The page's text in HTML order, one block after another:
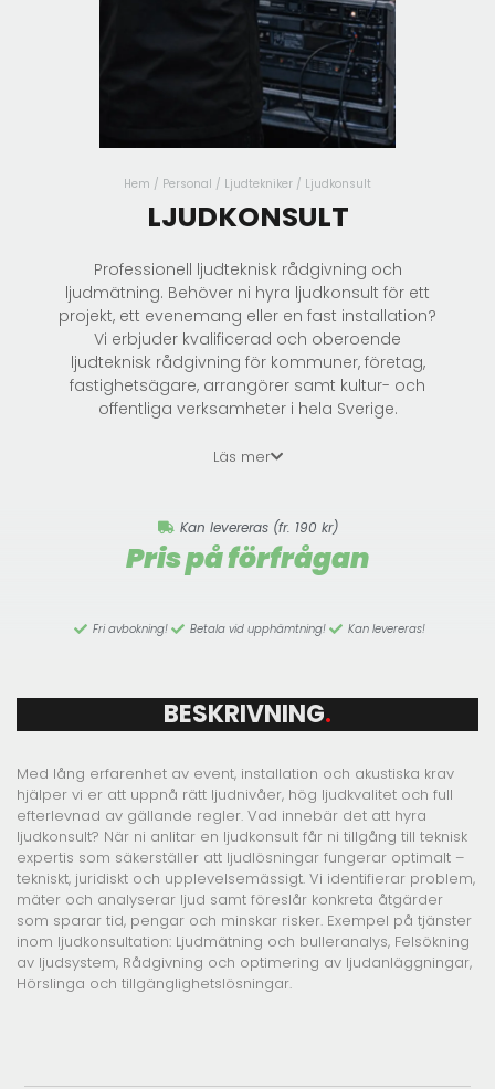
LJUS
Flat Leds
Strobe
Discokula
Miljöbelysning
Moving Heads
Ljustativ
FX
Rökmaskin
Tungrök
Geyser
Pyro
Konfettikanon
Hem / Personal / Ljudtekniker / Ljudkonsult
LJUDKONSULT
Professionell ljudteknisk rådgivning och
ljudmätning. Behöver ni hyra ljudkonsult för ett
projekt, ett evenemang eller en fast installation?
Vi erbjuder kvalificerad och oberoende
ljudteknisk rådgivning för kommuner, företag,
fastighetsägare, arrangörer samt kultur- och
offentliga verksamheter i hela Sverige.
Läs mer
Kan levereras (fr. 190 kr)
Pris på förfrågan
Fri avbokning! Betala vid upphämtning! Kan levereras!
BESKRIVNING.
Med lång erfarenhet av event, installation och akustiska krav
hjälper vi er att uppnå rätt ljudnivåer, hög ljudkvalitet och full
efterlevnad av gällande regler. Vad innebär det att hyra
ljudkonsult? När ni anlitar en ljudkonsult får ni tillgång till teknisk
expertis som säkerställer att ljudlösningar fungerar optimalt –
tekniskt, juridiskt och upplevelsemässigt. Vi identifierar problem,
mäter och analyserar ljud samt föreslår konkreta åtgärder
som sparar tid, pengar och minskar risker. Exempel på tjänster
inom ljudkonsultation: Ljudmätning och bulleranalys, Felsökning
av ljudsystem, Rådgivning och optimering av ljudanläggningar,
Hörslinga och tillgänglighetslösningar.